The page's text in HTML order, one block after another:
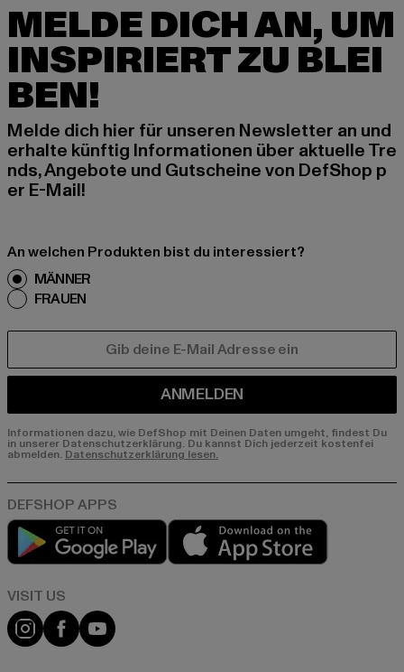
MELDE DICH AN, UM
INSPIRIERT ZU BLEI
BEN!
Melde dich hier für unseren Newsletter an und
erhalte künftig Informationen über aktuelle Tre
nds, Angebote und Gutscheine von DefShop p
er E-Mail!
An welchen Produkten bist du interessiert?
MÄNNER
FRAUEN
ANMELDEN
Informationen dazu, wie DefShop mit Deinen Daten umgeht, findest Du
in unserer Datenschutzerklärung. Du kannst Dich jederzeit kostenfei
abmelden. Datenschutzerklärung lesen.
Play market
Visit our Instagram page:
Visit our Facebook page:
Visit our YouTube channel: